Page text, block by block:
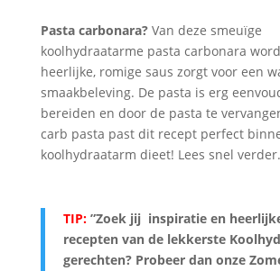
Pasta carbonara?Van deze smeuïge
koolhydraatarme pasta carbonara
heerlijke, romige saus zorgt voor een
smaakbeleving. De pasta is erg
bereiden en door de pasta te
carb pasta past dit recept perfect
koolhydraatarm dieet! Lees snel verder.
TIP:”Zoek jij inspiratie en
recepten van de lekkerste
gerechten? Probeer dan onze